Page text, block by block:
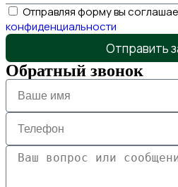
Отправляя форму вы
конфиденциальности
Отправить
Обратный звонок